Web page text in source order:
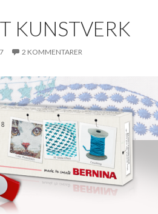
KUNSTVERK
2 KOMMENTARER